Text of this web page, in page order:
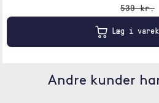
539 kr.
Læg i
Andre kunder